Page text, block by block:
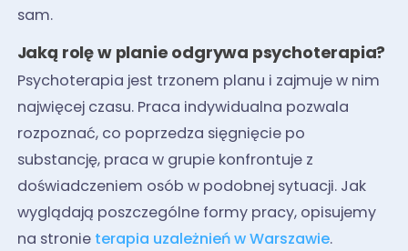
sam.
Jaką rolę w planie odgrywa psychoterapia?
Psychoterapia jest trzonem planu i zajmuje w nim
najwięcej czasu. Praca indywidualna pozwala
rozpoznać, co poprzedza sięgnięcie po
substancję, praca w grupie konfrontuje z
doświadczeniem osób w podobnej sytuacji. Jak
wyglądają poszczególne formy pracy, opisujemy
na stronie terapia uzależnień w Warszawie.